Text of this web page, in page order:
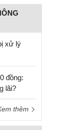
xử lý
đồng:
lãi?
thêm